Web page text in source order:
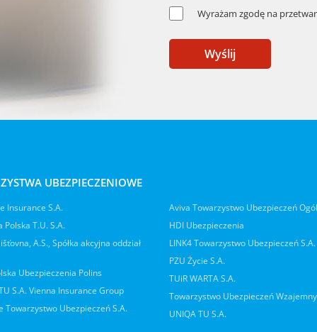
Wyrażam zgodę na
Wyślij
UBEZPIECZENIOWE
Insurance S.A.
Polska T.U. S.A.
A.S., Spółka akcyjna oddział
Ubezpieczenia Polins
S.A. Vienna Insurance Group
Towarzystwo Ubezpieczeń S.A.
Aviva Towarzystwo Ubezpieczeń
HDI Ubezpieczenia
LINK4 Towarzystwo Ubezpieczeń S.A.
PZU Życie S.A.
TUiR WARTA S.A.
Towarzystwo Ubezpieczeń
UNIQA TU S.A.